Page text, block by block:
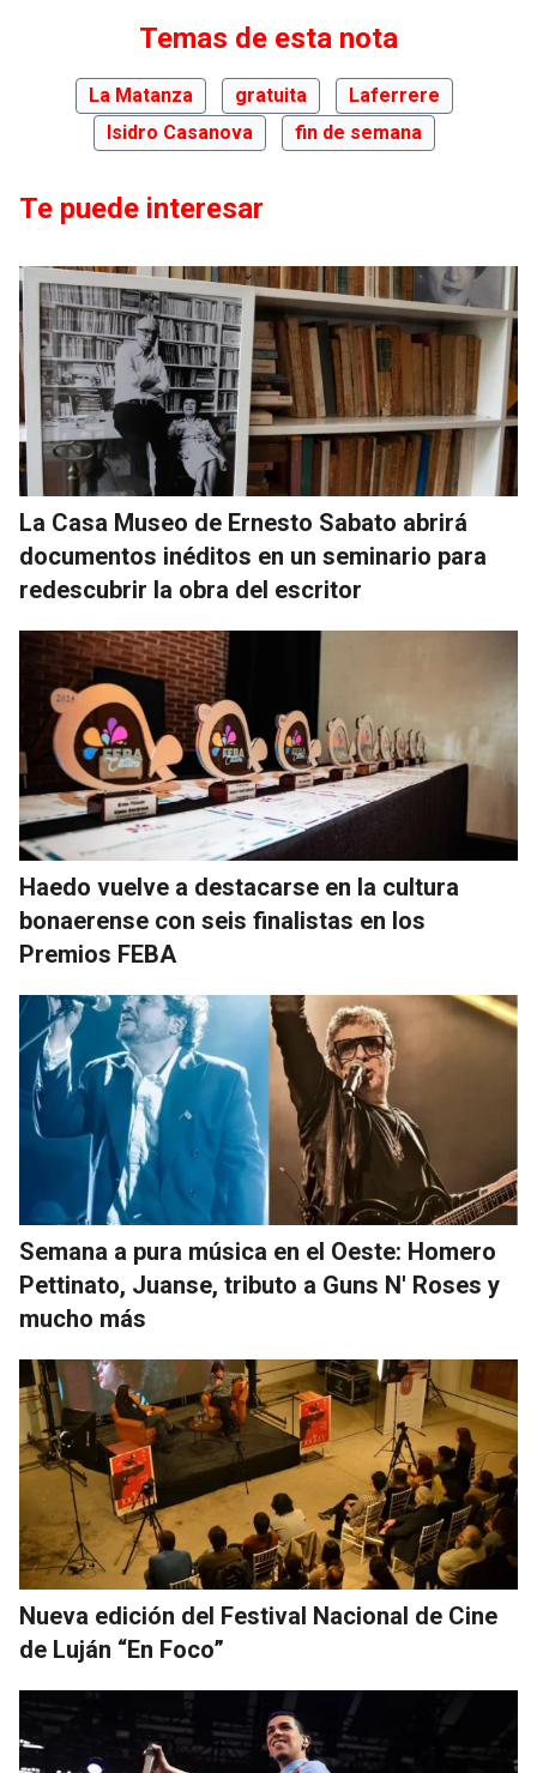
Temas de esta nota
La Matanza gratuita
Laferrere
Isidro Casanova
fin de semana
Te puede interesar
La Casa Museo de Ernesto Sabato abrirá
documentos inéditos en un seminario para
redescubrir la obra del escritor
Haedo vuelve a destacarse en la cultura
bonaerense con seis finalistas en los
Premios FEBA
Semana a pura música en el Oeste: Homero
Pettinato, Juanse, tributo a Guns N' Roses y
mucho más
Nueva edición del Festival Nacional de Cine
de Luján “En Foco”